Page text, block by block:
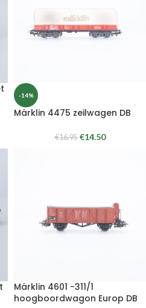
-14%
Märklin 4475 zeilwagen DB
€16.95 €14.50
Märklin 4601 -311/1
hoogboordwagon Europ DB